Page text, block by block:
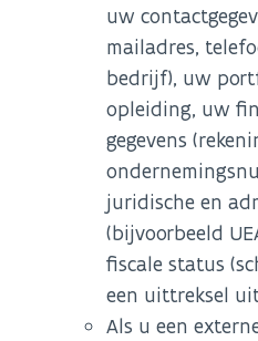
uw
mailadres,
bedrijf), uw
opleiding, uw
gegevens
juridische en
(bijvoorbeeld
fiscale status
een uittreksel
Als u een